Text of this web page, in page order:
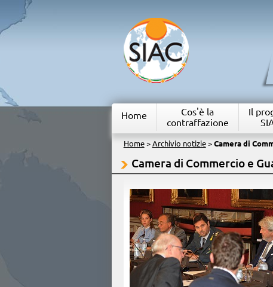
Home
Cos'è la
contraffazione
Il
Home> Archivio notizie> Camera di
Camera di Commercio e